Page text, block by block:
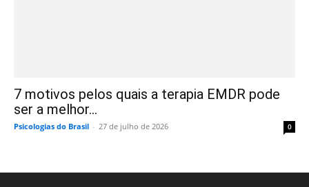
7 motivos pelos quais a terapia EMDR pode
ser a melhor...
Psicologias do Brasil - 27 de julho de 2026 0